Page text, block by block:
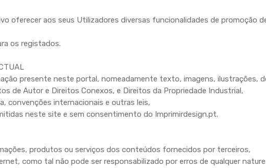
oferecer aos seus Utilizadores diversas funcionalidades de promoção
os registados.
presente neste portal, nomeadamente texto, imagens, ilustrações,
de Autor e Direitos Conexos, e Direitos da Propriedade Industrial,
convenções internacionais e outras leis,
neste site e sem consentimento do Imprimirdesign.pt.
produtos ou serviços dos conteúdos fornecidos por terceiros,
como tal não pode ser responsabilizado por erros de qualquer